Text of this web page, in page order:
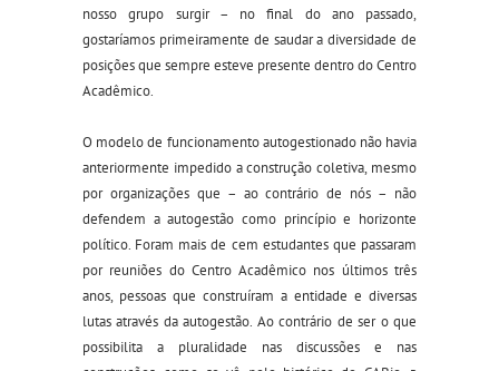
nosso grupo surgir – no final do ano passado,
gostaríamos primeiramente de saudar a diversidade de
posições que sempre esteve presente dentro do Centro
Acadêmico.
O modelo de funcionamento autogestionado não havia
anteriormente impedido a construção coletiva, mesmo
por organizações que – ao contrário de nós – não
defendem a autogestão como princípio e horizonte
político. Foram mais de cem estudantes que passaram
por reuniões do Centro Acadêmico nos últimos três
anos, pessoas que construíram a entidade e diversas
lutas através da autogestão. Ao contrário de ser o que
possibilita a pluralidade nas discussões e nas